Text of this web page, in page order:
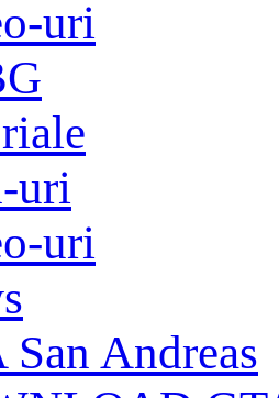
uri
uri
uri
Andreas